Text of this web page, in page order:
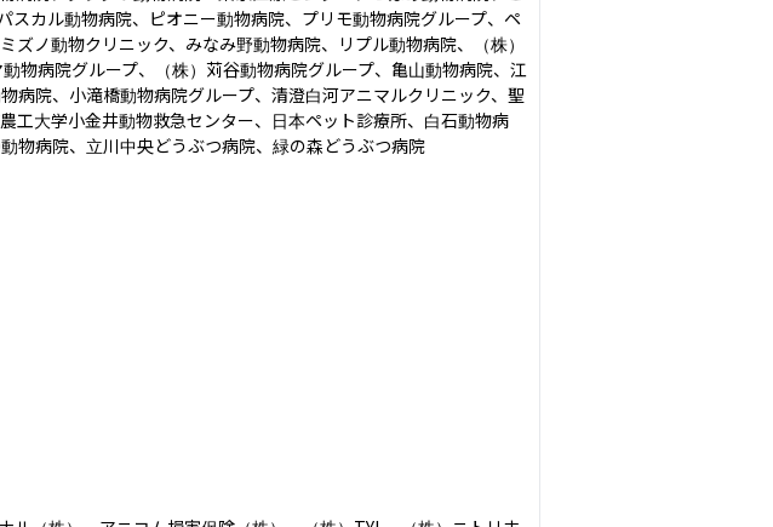
カル動物病院、ピオニー動物病院、プリモ動物病院グループ、ペ
ノ動物クリニック、みなみ野動物病院、リプル動物病院、（株）
物病院グループ、（株）苅谷動物病院グループ、亀山動物病院、江
院、小滝橋動物病院グループ、清澄白河アニマルクリニック、聖
工大学小金井動物救急センター、日本ペット診療所、白石動物病
物病院、立川中央どうぶつ病院、緑の森どうぶつ病院